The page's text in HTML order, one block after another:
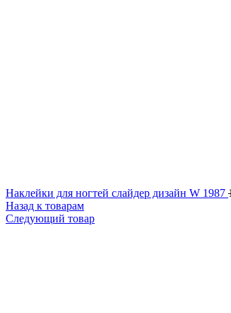
Наклейки для ногтей слайдер дизайн W 1987
Назад к товарам
Следующий товар